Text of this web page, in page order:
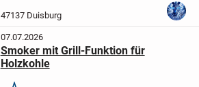
Deckelthermometer, Warmhalterost,...
47137 Duisburg
07.07.2026
Smoker mit Grill-Funktion für
Holzkohle